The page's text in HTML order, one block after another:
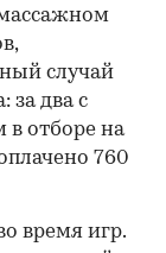
случай
за два с
в отборе на
760
время игр.